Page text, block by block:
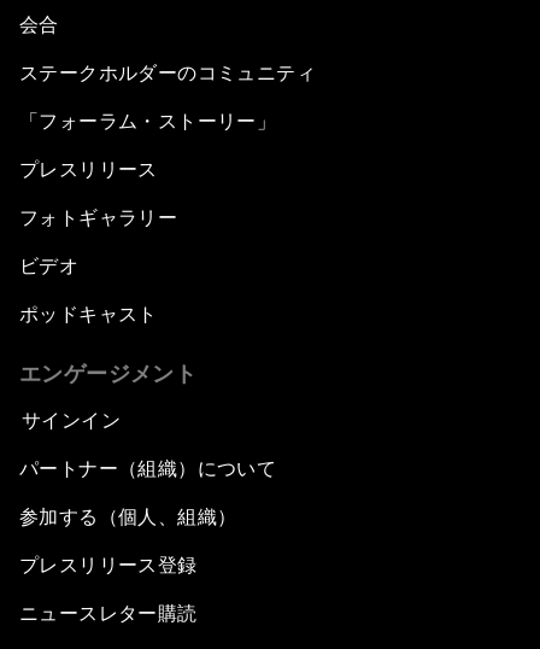
会合
ステークホルダーのコミュニティ
「フォーラム・ストーリー」
プレスリリース
フォトギャラリー
ビデオ
ポッドキャスト
エンゲージメント
サインイン
パートナー（組織）について
参加する（個人、組織）
プレスリリース登録
ニュースレター購読